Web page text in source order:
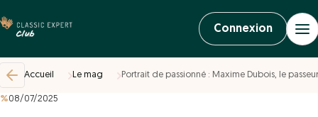
Connexion
Accueil Le mag Portrait de passionné : Maxime Dubois, le
%08/07/2025